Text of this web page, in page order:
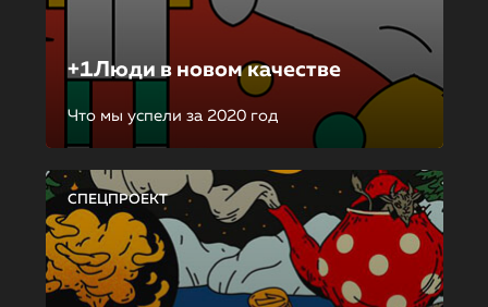
+1Люди в новом качестве
Что мы успели за 2020 год
СПЕЦПРОЕКТ